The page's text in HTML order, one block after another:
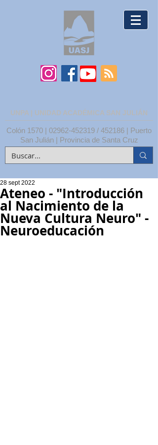
UNPA | UNIDAD ACADÉMICA SAN JULIÁN
Colón 1570 | 02962-452319 / 452186 | Puerto
San Julián | Provincia de Santa Cruz
Ateneo - "Introducción
al Nacimiento de la
Nueva Cultura Neuro" -
Neuroeducación
28 sept 2022